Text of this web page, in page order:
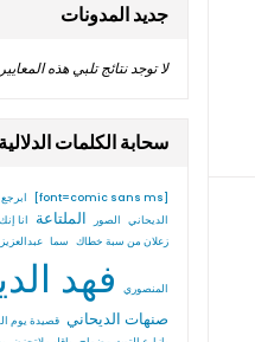
جديد المدونات
لا توجد نتائج تلبي هذه
سحابة الكلمات الدلالية
[font=comic sans ms]
الديحاني الصور الملتاعة انا
زعلان من سبة خطاك سما
المنصوري فهد
صنهات الديحاني قصيدة يوم